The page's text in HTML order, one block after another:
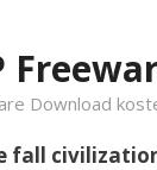
Download
fall